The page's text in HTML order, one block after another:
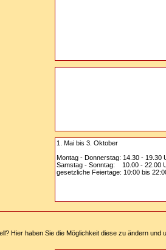
Hier haben Sie die Möglichkeit diese zu ändern und